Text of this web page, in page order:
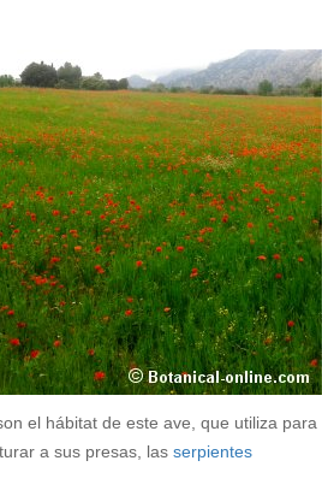
el hábitat de este ave, que utiliza para
a sus presas, las serpientes